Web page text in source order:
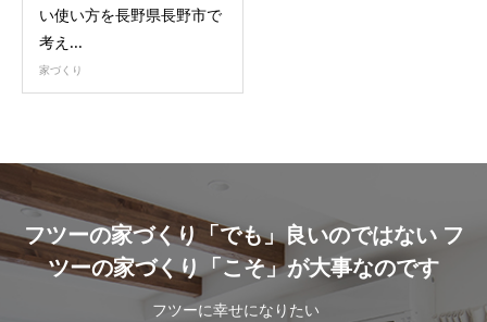
い使い方を長野県長野市で
考え...
家づくり
フツーの家づくり「でも」良いのではない フ
ツーの家づくり「こそ」が大事なのです
フツーに幸せになりたい